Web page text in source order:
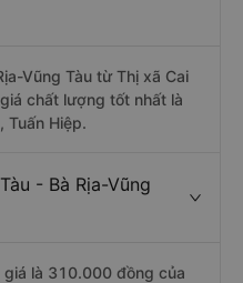
Vũng Tàu từ Thị xã Cai
chất lượng tốt nhất là
Tuấn Hiệp.
- Bà Rịa-Vũng
giá là 310.000 đồng của